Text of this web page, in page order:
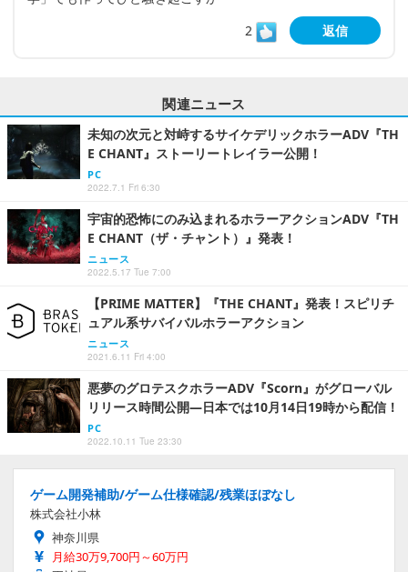
2
返信
関連ニュース
未知の次元と対峙するサイケデリックホラーADV『TH
E CHANT』ストーリートレイラー公開！
PC
2022.7.1 Fri 6:30
宇宙的恐怖にのみ込まれるホラーアクションADV『TH
E CHANT（ザ・チャント）』発表！
ニュース
2022.5.17 Tue 7:00
【PRIME MATTER】『THE CHANT』発表！スピリチ
ュアル系サバイバルホラーアクション
ニュース
2021.6.11 Fri 4:00
悪夢のグロテスクホラーADV『Scorn』がグローバル
リリース時間公開―日本では10月14日19時から配信！
PC
2022.10.11 Tue 23:30
ゲーム開発補助/ゲーム仕様確認/残業ほぼなし
株式会社小林
神奈川県
月給30万9,700円～60万円